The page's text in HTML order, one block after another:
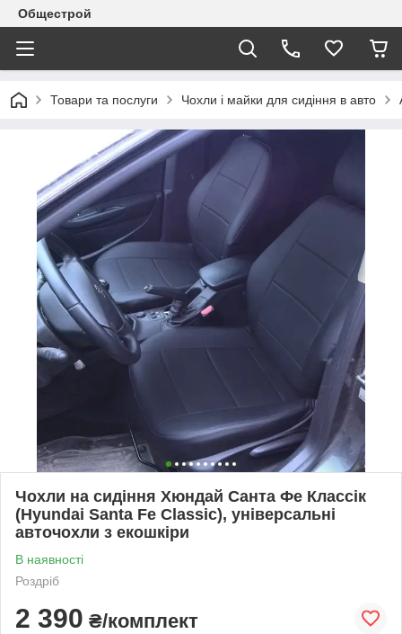
Общестрой
Товари та послуги Чохли і майки для сидіння в авто
Чохли на сидіння Хюндай Санта Фе Классік
(Hyundai Santa Fe Classic), універсальні
авточохли з екошкіри
В наявності
Роздріб
2 390 ₴/комплект